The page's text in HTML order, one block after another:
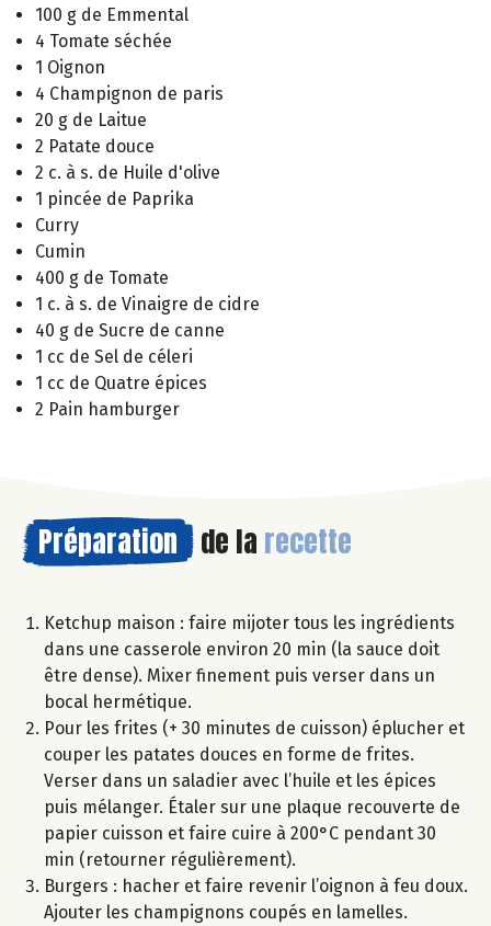
100 g de Emmental
4 Tomate séchée
1 Oignon
4 Champignon de paris
20 g de Laitue
2 Patate douce
2 c. à s. de Huile d'olive
1 pincée de Paprika
Curry
Cumin
400 g de Tomate
1 c. à s. de Vinaigre de cidre
40 g de Sucre de canne
1 cc de Sel de céleri
1 cc de Quatre épices
2 Pain hamburger
Préparation de la recette
Ketchup maison : faire mijoter tous les ingrédients
dans une casserole environ 20 min (la sauce doit
être dense). Mixer finement puis verser dans un
bocal hermétique.
Pour les frites (+ 30 minutes de cuisson) éplucher et
couper les patates douces en forme de frites.
Verser dans un saladier avec l’huile et les épices
puis mélanger. Étaler sur une plaque recouverte de
papier cuisson et faire cuire à 200°C pendant 30
min (retourner régulièrement).
Burgers : hacher et faire revenir l’oignon à feu doux.
Ajouter les champignons coupés en lamelles.